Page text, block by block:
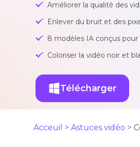
Améliorer la qualité des
Enlever du bruit et des
8 modèles IA conçus pour
Coloriser la vidéo noir et
Télécharger
Acceuil > Astuces vidéo >